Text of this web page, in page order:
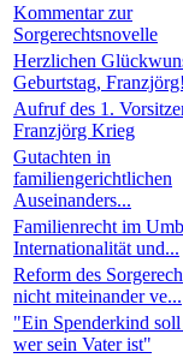
Kommentar zur
Sorgerechtsnovelle
Herzlichen
Geburtstag, Franzjörg!
Aufruf des 1.
Franzjörg Krieg
Gutachten in
familiengerichtlichen
Auseinanders...
Familienrecht im
Internationalität und...
Reform des
nicht miteinander ve...
"Ein Spenderkind soll
wer sein Vater ist"